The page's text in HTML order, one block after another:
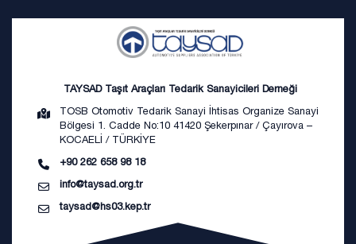
TAYSAD Taşıt Araçları Tedarik Sanayicileri Derneği
TOSB Otomotiv Tedarik Sanayi İhtisas Organize Sanayi
Bölgesi 1. Cadde No:10 41420 Şekerpınar / Çayırova –
KOCAELİ / TÜRKİYE
+90 262 658 98 18
info@taysad.org.tr
taysad@hs03.kep.tr